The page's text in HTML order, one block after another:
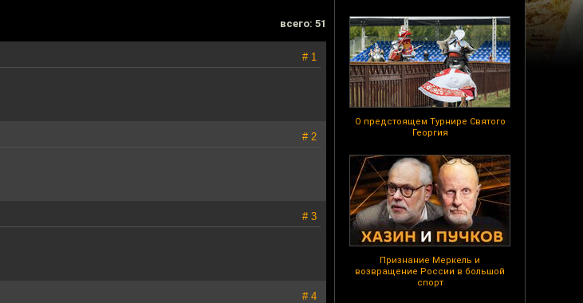
О предстоящем Турнире Святого
Георгия
Признание Меркель и
возвращение России в большой
спорт
всего: 51
# 1
# 2
# 3
# 4